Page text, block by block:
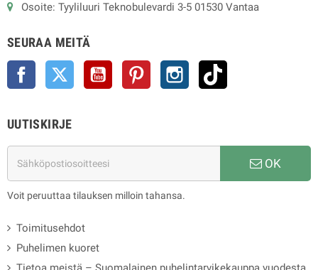
Osoite: Tyyliluuri Teknobulevardi 3-5 01530 Vantaa
SEURAA MEITÄ
Facebook Twitter YouTube Pinterest Instagram
UUTISKIRJE
OK
Voit peruuttaa tilauksen milloin tahansa.
Toimitusehdot
Puhelimen kuoret